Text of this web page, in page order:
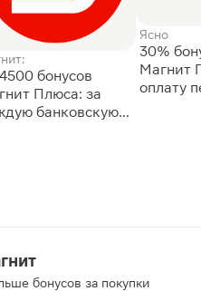
бонусов
Плюса: за
банковскую
Ясно
30%
Магнит
оплату
бонусов за покупки